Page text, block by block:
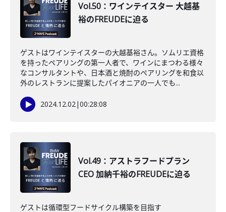
Vol.50：ワインテイスター 大越基
裕のFREUDEに迫る
ゲストはワインテイスターの大越基裕さん。ソムリエ資格
を持ったペアリングの第一人者で、ワインにまつわる様々
なコンサルタントや、日本酒と焼酎のペアリングを和食以
外のレストランに提案したパイオニアの一人でも...
2024.12.02|00:28:08
Vol.49：アストラフードプラン
CEO 加納千裕のFREUDEに迫る
ゲストは循環型フードサイクル構築を目指す